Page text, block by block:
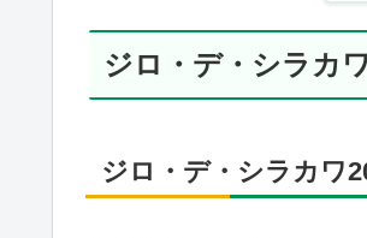
ジロ・デ・シラカ
ジロ・デ・シラカワ